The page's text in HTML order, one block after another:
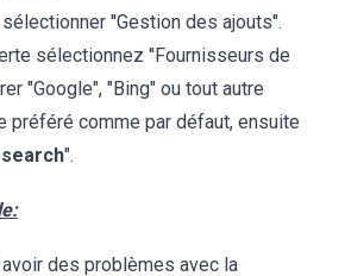
''Gestion des ajouts''.
sélectionnez ''Fournisseurs de
"Google", "Bing" ou tout autre
préféré comme par défaut, ensuite
".
des problèmes avec la